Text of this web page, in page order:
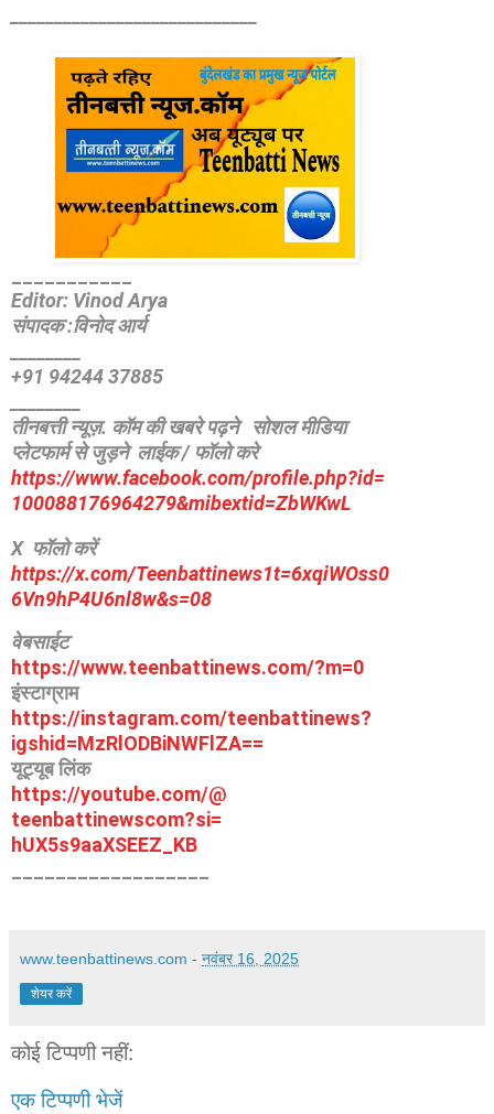
Editor: Vinod Arya
संपादक :विनोद आर्य
+91 94244 37885
तीनबत्ती न्यूज़. कॉम की खबरे पढ़नेसोशल मीडिया
प्लेटफार्म से जुड़ने लाईक / फॉलो करे
https://www.facebook.com/profile.php?id=
100088176964279&mibextid=ZbWKwL
X फॉलो करें
https://x.com/Teenbattinews1t=6xqiWOss0
6Vn9hP4U6nl8w&s=08
वेबसाईट
https://www.teenbattinews.com/?m=0
इंस्टाग्राम
https://instagram.com/teenbattinews?
igshid=MzRlODBiNWFlZA==
यूट्यूब लिंक
https://youtube.com/@
teenbattinewscom?si=
hUX5s9aaXSEEZ_KB
www.teenbattinews.com - नवंबर 16, 2025
शेयर करें
कोई टिप्पणी नहीं:
एक टिप्पणी भेजें